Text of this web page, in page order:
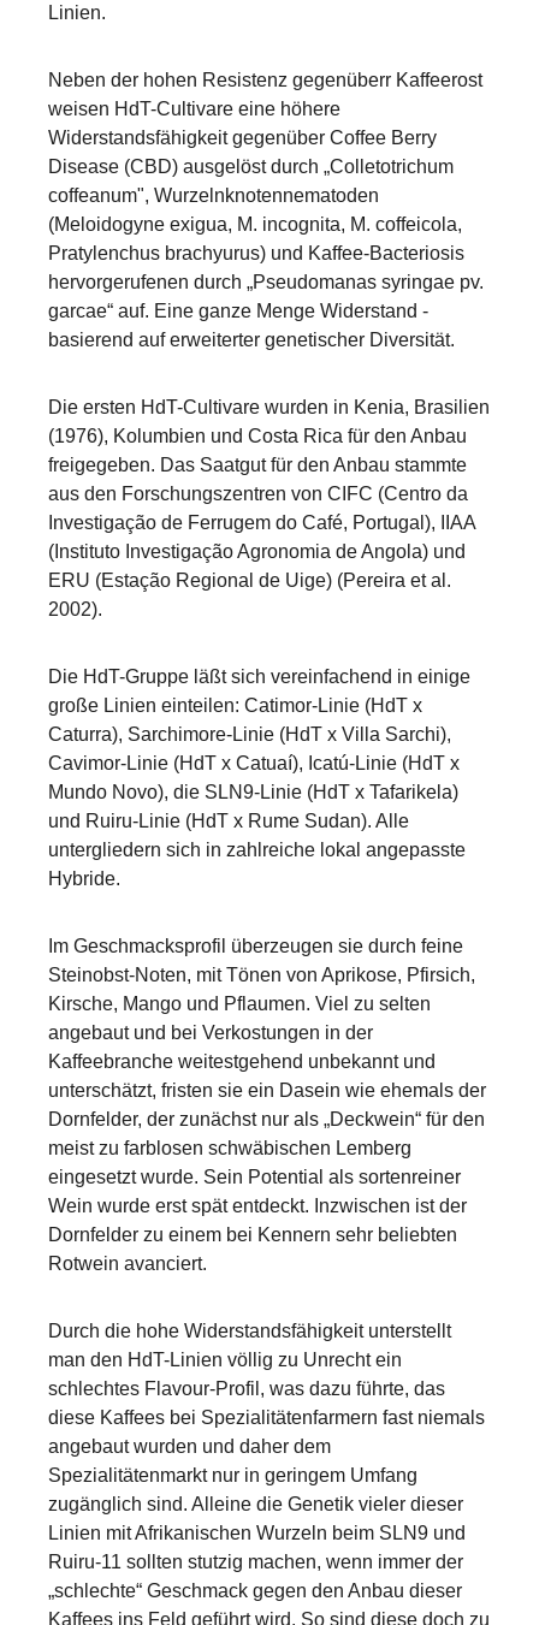
Linien.
Neben der hohen Resistenz gegenüberr Kaffeerost
weisen HdT-Cultivare eine höhere
Widerstandsfähigkeit gegenüber Coffee Berry
Disease (CBD) ausgelöst durch „Colletotrichum
coffeanum", Wurzelnknotennematoden
(Meloidogyne exigua, M. incognita, M. coffeicola,
Pratylenchus brachyurus) und Kaffee-Bacteriosis
hervorgerufenen durch „Pseudomanas syringae pv.
garcae“ auf. Eine ganze Menge Widerstand -
basierend auf erweiterter genetischer Diversität.
Die ersten HdT-Cultivare wurden in Kenia, Brasilien
(1976), Kolumbien und Costa Rica für den Anbau
freigegeben. Das Saatgut für den Anbau stammte
aus den Forschungszentren von CIFC (Centro da
Investigação de Ferrugem do Café, Portugal), IIAA
(Instituto Investigação Agronomia de Angola) und
ERU (Estação Regional de Uige) (Pereira et al.
2002).
Die HdT-Gruppe läßt sich vereinfachend in einige
große Linien einteilen: Catimor-Linie (HdT x
Caturra), Sarchimore-Linie (HdT x Villa Sarchi),
Cavimor-Linie (HdT x Catuaí), Icatú-Linie (HdT x
Mundo Novo), die SLN9-Linie (HdT x Tafarikela)
und Ruiru-Linie (HdT x Rume Sudan). Alle
untergliedern sich in zahlreiche lokal angepasste
Hybride.
Im Geschmacksprofil überzeugen sie durch feine
Steinobst-Noten, mit Tönen von Aprikose, Pfirsich,
Kirsche, Mango und Pflaumen. Viel zu selten
angebaut und bei Verkostungen in der
Kaffeebranche weitestgehend unbekannt und
unterschätzt, fristen sie ein Dasein wie ehemals der
Dornfelder, der zunächst nur als „Deckwein“ für den
meist zu farblosen schwäbischen Lemberg
eingesetzt wurde. Sein Potential als sortenreiner
Wein wurde erst spät entdeckt. Inzwischen ist der
Dornfelder zu einem bei Kennern sehr beliebten
Rotwein avanciert.
Durch die hohe Widerstandsfähigkeit unterstellt
man den HdT-Linien völlig zu Unrecht ein
schlechtes Flavour-Profil, was dazu führte, das
diese Kaffees bei Spezialitätenfarmern fast niemals
angebaut wurden und daher dem
Spezialitätenmarkt nur in geringem Umfang
zugänglich sind. Alleine die Genetik vieler dieser
Linien mit Afrikanischen Wurzeln beim SLN9 und
Ruiru-11 sollten stutzig machen, wenn immer der
„schlechte“ Geschmack gegen den Anbau dieser
Kaffees ins Feld geführt wird. So sind diese doch zu